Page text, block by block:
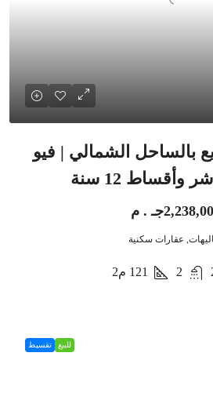
للبيع بالساحل الشمالي | فيو
وأقساط 12 سنة
. م
عقارات سكنية
2
121 م2
للبيع تقسيط